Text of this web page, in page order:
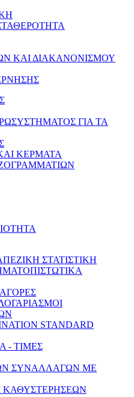
ΚΑΙ ΔΙΑΚΑΝΟΝΙΣΜΟΥ
ΓΙΑ ΤΑ
ΚΕΡΜΑΤΑ
ΣΤΑΤΙΣΤΙΚΗ
STANDARD
- ΤΙΜΕΣ
ΣΥΝΑΛΛΑΓΩΝ ΜΕ
ΚΑΘΥΣΤΕΡΗΣΕΩΝ